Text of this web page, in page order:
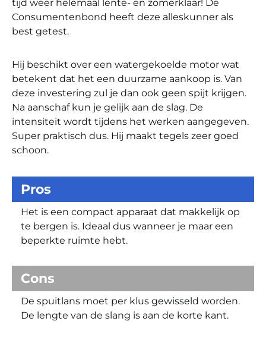
tijd weer helemaal lente- en zomerklaar! De
Consumentenbond heeft deze alleskunner als
best getest.
Hij beschikt over een watergekoelde motor wat
betekent dat het een duurzame aankoop is. Van
deze investering zul je dan ook geen spijt krijgen.
Na aanschaf kun je gelijk aan de slag. De
intensiteit wordt tijdens het werken aangegeven.
Super praktisch dus. Hij maakt tegels zeer goed
schoon.
Pros
Het is een compact apparaat dat makkelijk op
te bergen is. Ideaal dus wanneer je maar een
beperkte ruimte hebt.
Cons
De spuitlans moet per klus gewisseld worden.
De lengte van de slang is aan de korte kant.